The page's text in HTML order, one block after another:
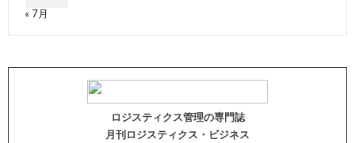
« 7月
ロジスティクス管理の専門誌
月刊ロジスティクス・ビジネス